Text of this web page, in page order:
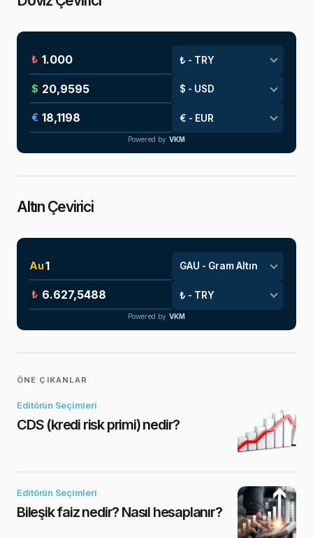
₺
$
€
Powered by VKM
Altın Çevirici
Au
₺
Powered by VKM
ÖNE ÇIKANLAR
Editörün Seçimleri
CDS (kredi risk primi) nedir?
Editörün Seçimleri
Bileşik faiz nedir? Nasıl hesaplanır?